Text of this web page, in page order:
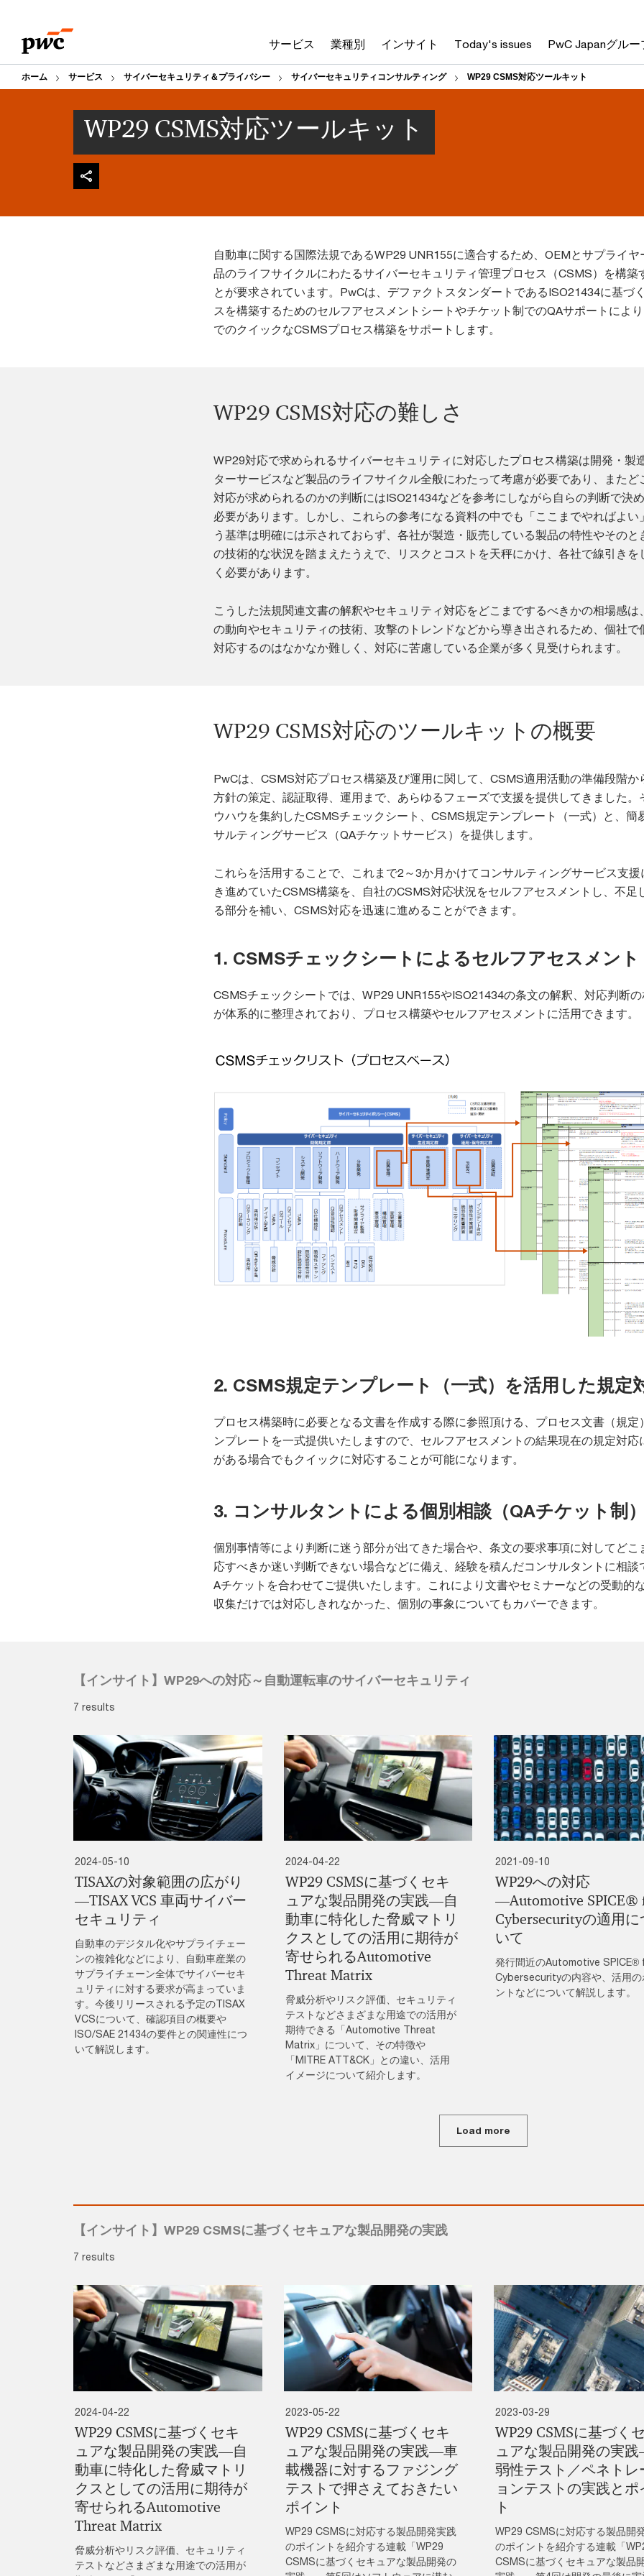
content
footer
サービス 業種別 インサイト Today's issues PwC Japanグルー
ホーム サービス サイバーセキュリティ＆プライバシー サイバーセキュリティコンサルティング WP29 CSMS対応ツールキット
WP29 CSMS対応ツールキット
自動車に関する国際法規であるWP29 UNR155に適合するため、OEMとサプライヤ
品のライフサイクルにわたるサイバーセキュリティ管理プロセス（CSMS）を構築
とが要求されています。PwCは、デファクトスタンダートであるISO21434に基づ
スを構築するためのセルフアセスメントシートやチケット制でのQAサポートによ
でのクイックなCSMSプロセス構築をサポートします。
WP29 CSMS対応の難しさ
WP29対応で求められるサイバーセキュリティに対応したプロセス構築は開発・製
ターサービスなど製品のライフサイクル全般にわたって考慮が必要であり、またど
対応が求められるのかの判断にはISO21434などを参考にしながら自らの判断で決
必要があります。しかし、これらの参考になる資料の中でも「ここまでやればよい
う基準は明確には示されておらず、各社が製造・販売している製品の特性やそのと
の技術的な状況を踏まえたうえで、リスクとコストを天秤にかけ、各社で線引きを
く必要があります。
こうした法規関連文書の解釈やセキュリティ対応をどこまでするべきかの相場感は
の動向やセキュリティの技術、攻撃のトレンドなどから導き出されるため、個社で
対応するのはなかなか難しく、対応に苦慮している企業が多く見受けられます。
WP29 CSMS対応のツールキットの概要
PwCは、CSMS対応プロセス構築及び運用に関して、CSMS適用活動の準備段階か
方針の策定、認証取得、運用まで、あらゆるフェーズで支援を提供してきました。
ウハウを集約したCSMSチェックシート、CSMS規定テンプレート（一式）と、簡
サルティングサービス（QAチケットサービス）を提供します。
これらを活用することで、これまで2～3か月かけてコンサルティングサービス支援
き進めていたCSMS構築を、自社のCSMS対応状況をセルフアセスメントし、不足
る部分を補い、CSMS対応を迅速に進めることができます。
1. CSMSチェックシートによるセルフアセスメント
CSMSチェックシートでは、WP29 UNR155やISO21434の条文の解釈、対応判断
が体系的に整理されており、プロセス構築やセルフアセスメントに活用できます。
2. CSMS規定テンプレート（一式）を活用した規定
プロセス構築時に必要となる文書を作成する際に参照頂ける、プロセス文書（規定
ンプレートを一式提供いたしますので、セルフアセスメントの結果現在の規定対応
がある場合でもクイックに対応することが可能になります。
3. コンサルタントによる個別相談（QAチケット制
個別事情等により判断に迷う部分が出てきた場合や、条文の要求事項に対してどこ
応すべきか迷い判断できない場合などに備え、経験を積んだコンサルタントに相談
Aチケットを合わせてご提供いたします。これにより文書やセミナーなどの受動的
収集だけでは対応しきれなかった、個別の事象についてもカバーできます。
【インサイト】WP29への対応～自動運転車のサイバーセキュリティ
7 results
2024-05-10
TISAXの対象範囲の広がり
―TISAX VCS 車両サイバー
セキュリティ
自動車のデジタル化やサプライチェー
ンの複雑化などにより、自動車産業の
サプライチェーン全体でサイバーセキ
ュリティに対する要求が高まっていま
す。今後リリースされる予定のTISAX
VCSについて、確認項目の概要や
ISO/SAE 21434の要件との関連性につ
いて解説します。
2024-04-22
WP29 CSMSに基づくセキ
ュアな製品開発の実践―自
動車に特化した脅威マトリ
クスとしての活用に期待が
寄せられるAutomotive
Threat Matrix
脅威分析やリスク評価、セキュリティ
テストなどさまざまな用途での活用が
期待できる「Automotive Threat
Matrix」について、その特徴や
「MITRE ATT&CK」との違い、活用
イメージについて紹介します。
2021-09-10
WP29への対応
―Automotive SPICE®
Cybersecurityの適用に
いて
発行間近のAutomotive SPICE®
Cybersecurityの内容や、活用の
ントなどについて解説します。
Load more
【インサイト】WP29 CSMSに基づくセキュアな製品開発の実践
7 results
2024-04-22
WP29 CSMSに基づくセキ
ュアな製品開発の実践―自
動車に特化した脅威マトリ
クスとしての活用に期待が
寄せられるAutomotive
Threat Matrix
脅威分析やリスク評価、セキュリティ
テストなどさまざまな用途での活用が
2023-05-22
WP29 CSMSに基づくセキ
ュアな製品開発の実践―車
載機器に対するファジング
テストで押さえておきたい
ポイント
WP29 CSMSに対応する製品開発実践
のポイントを紹介する連載「WP29
CSMSに基づくセキュアな製品開発の
2023-03-29
WP29 CSMSに基づく
ュアな製品開発の実
弱性テスト／ペネトレ
ョンテストの実践とポ
ト
WP29 CSMSに対応する製品開
のポイントを紹介する連載「
CSMSに基づくセキュアな製品